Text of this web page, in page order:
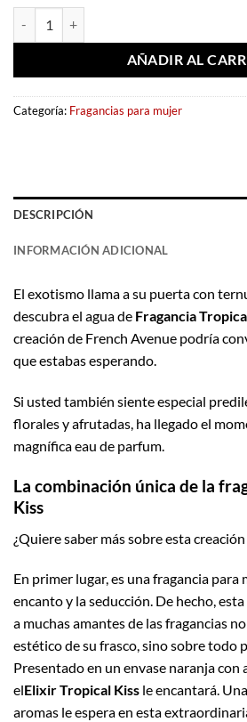
AÑADIR AL
Categoría: Fragancias para mujer
DESCRIPCIÓN
INFORMACIÓN ADICIONAL
El exotismo llama a su puerta con
descubra el agua de Fragancia
creación de French Avenue podría
que estabas esperando.
Si usted también siente especial
florales y afrutadas, ha llegado el
magnífica eau de parfum.
La combinación única de la
Kiss
¿Quiere saber más sobre esta
En primer lugar, es una fragancia para
encanto y la seducción. De hecho,
a muchas amantes de las fragancias
estético de su frasco, sino sobre todo
Presentado en un envase naranja con
elElixir Tropical Kiss le encantará.
aromas le espera en esta